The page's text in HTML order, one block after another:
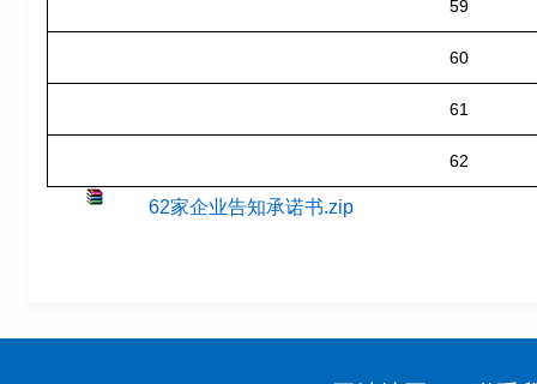
59
60
61
62
62家企业告知承诺书.zip